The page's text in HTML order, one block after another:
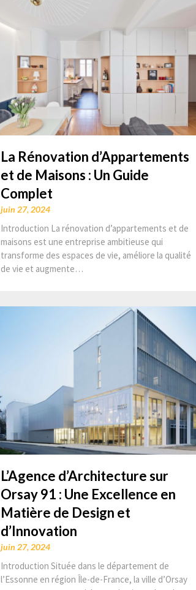
La Rénovation d’Appartements
et de Maisons : Un Guide
Complet
juin 27, 2024
Introduction La rénovation d’appartements et de
maisons est une entreprise ambitieuse qui
transforme des espaces de vie, améliore la qualité
de vie et augmente…
L’Agence d’Architecture sur
Orsay 91 : Une Excellence en
Matière de Design et
d’Innovation
juin 27, 2024
Introduction Située dans le département de
l’Essonne en région Île-de-France, la ville d’Orsay